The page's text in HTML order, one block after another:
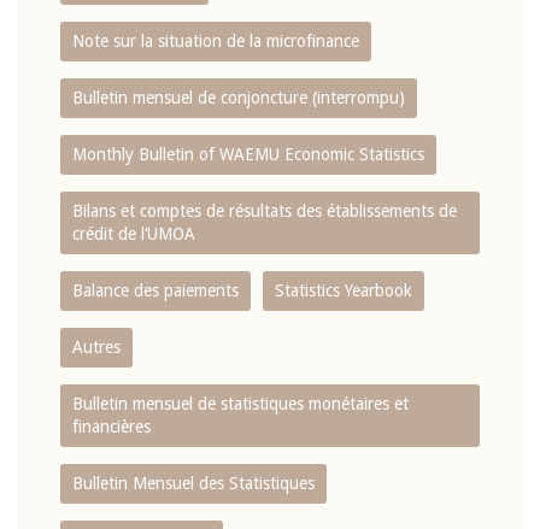
Note sur la situation de la microfinance
Bulletin mensuel de conjoncture (interrompu)
Monthly Bulletin of WAEMU Economic Statistics
Bilans et comptes de résultats des établissements de
crédit de l‘UMOA
Balance des paiements Statistics Yearbook
Autres
Bulletin mensuel de statistiques monétaires et
financières
Bulletin Mensuel des Statistiques